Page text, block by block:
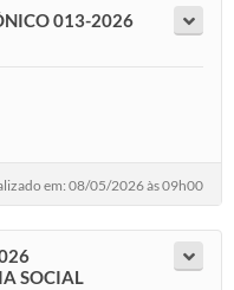
013-2026
em: 08/05/2026 às 09h00
SOCIAL